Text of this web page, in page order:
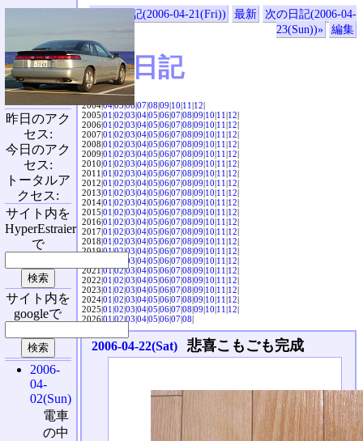
«前の日記(2006-04-21(Fri)) 最新
次の日記(2006-04-
23(Sun))»
編集
SVX日記
2004|04|05|06|07|08|09|10|11|12|
2005|01|02|03|04|05|06|07|08|09|10|11|12|
2006|01|02|03|04|05|06|07|08|09|10|11|12|
2007|01|02|03|04|05|06|07|08|09|10|11|12|
2008|01|02|03|04|05|06|07|08|09|10|11|12|
2009|01|02|03|04|05|06|07|08|09|10|11|12|
2010|01|02|03|04|05|06|07|08|09|10|11|12|
2011|01|02|03|04|05|06|07|08|09|10|11|12|
2012|01|02|03|04|05|06|07|08|09|10|11|12|
2013|01|02|03|04|05|06|07|08|09|10|11|12|
2014|01|02|03|04|05|06|07|08|09|10|11|12|
2015|01|02|03|04|05|06|07|08|09|10|11|12|
2016|01|02|03|04|05|06|07|08|09|10|11|12|
2017|01|02|03|04|05|06|07|08|09|10|11|12|
2018|01|02|03|04|05|06|07|08|09|10|11|12|
2019|01|02|03|04|05|06|07|08|09|10|11|12|
03|04|05|06|07|08|09|10|11|12|
2021|01|02|03|04|05|06|07|08|09|10|11|12|
2022|01|02|03|04|05|06|07|08|09|10|11|12|
2023|01|02|03|04|05|06|07|08|09|10|11|12|
2024|01|02|03|04|05|06|07|08|09|10|11|12|
2025|01|02|03|04|05|06|07|08|09|10|11|12|
2026|01|02|03|04|05|06|07|08|
2006-04-22(Sat) 悲喜こもごも完成
昨日のアク
セス:
今日のアク
セス:
トータルア
クセス:
サイト内を
HyperEstraier
で
サイト内を
googleで
2006-
04-
02(Sun)
電車
の中